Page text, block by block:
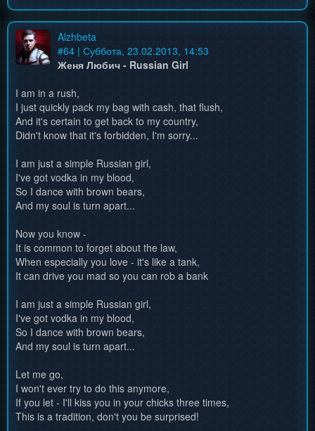
Alzhbeta
#64 | Суббота, 23.02.2013, 14:53
Женя Любич - Russian Girl
I am in a rush,
I just quickly pack my bag with cash, that flush,
And it's certain to get back to my country,
Didn't know that it's forbidden, I'm sorry...
I am just a simple Russian girl,
I've got vodka in my blood,
So I dance with brown bears,
And my soul is turn apart...
Now you know -
It is common to forget about the law,
When especially you love - it's like a tank,
It can drive you mad so you can rob a bank
I am just a simple Russian girl,
I've got vodka in my blood,
So I dance with brown bears,
And my soul is turn apart...
Let me go,
I won't ever try to do this anymore,
If you let - I'll kiss you in your chicks three times,
This is a tradition, don't you be surprised!